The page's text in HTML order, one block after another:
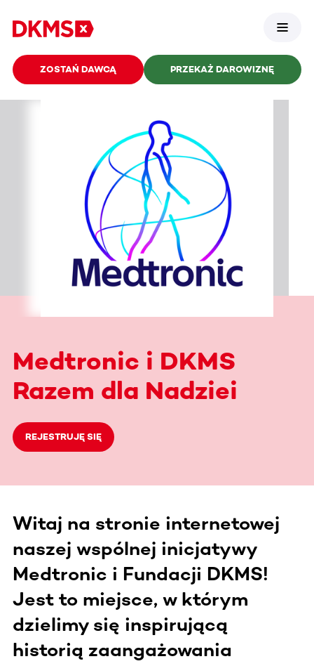
ZOSTAŃ DAWCĄ PRZEKAŻ DAROWIZNĘ
Medtronic i DKMS
Razem dla Nadziei
REJESTRUJĘ SIĘ
Witaj na stronie internetowej
naszej wspólnej inicjatywy
Medtronic i Fundacji DKMS!
Jest to miejsce, w którym
dzielimy się inspirującą
historią zaangażowania